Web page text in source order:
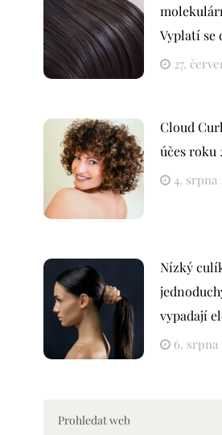
Vyplatí se
27.
Cloud
účes roku
4. srpna
Nízký
vypadají
6. srpna